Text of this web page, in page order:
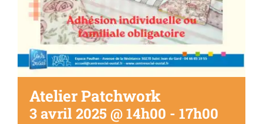
Atelier Patchwork
3 avril 2025 @ 14h00 - 17h00